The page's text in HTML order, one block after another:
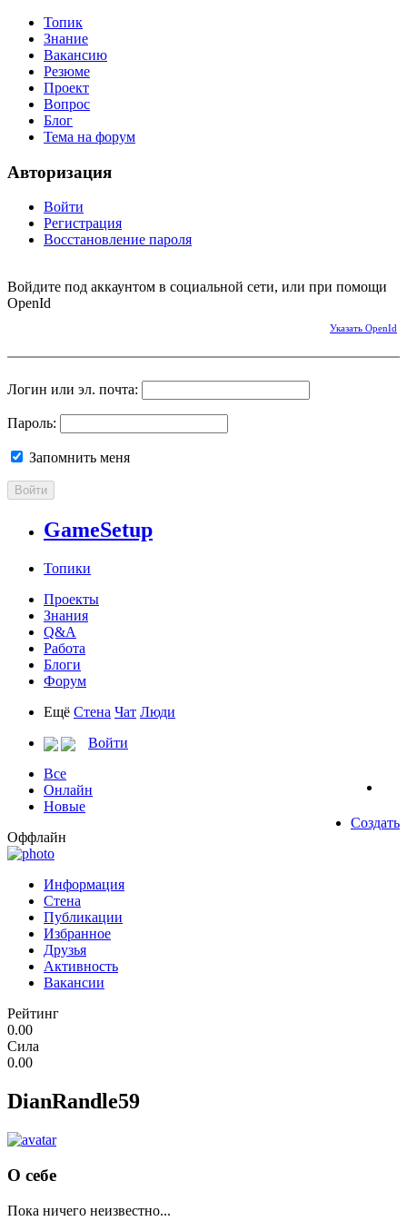
Топик
Знание
Вакансию
Резюме
Проект
Вопрос
Блог
Тема на форум
Авторизация
Войти
Регистрация
Восстановление пароля
Войдите под аккаунтом в социальной сети, или при помощи
OpenId
Указать OpenId
Логин или эл. почта:
Пароль:
Запомнить меня
Войти
GameSetup
Топики
Проекты
Знания
Q&A
Работа
Блоги
Форум
Ещё Стена Чат Люди
Войти
Все
Онлайн
Новые
Создать
Оффлайн
Информация
Стена
Публикации
Избранное
Друзья
Активность
Вакансии
Рейтинг
0.00
Сила
0.00
DianRandle59
О себе
Пока ничего неизвестно...